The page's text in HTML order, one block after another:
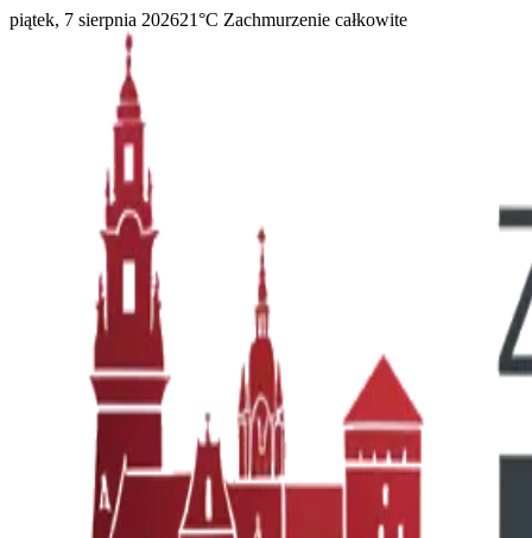
piątek, 7 sierpnia 202621°C Zachmurzenie całkowite